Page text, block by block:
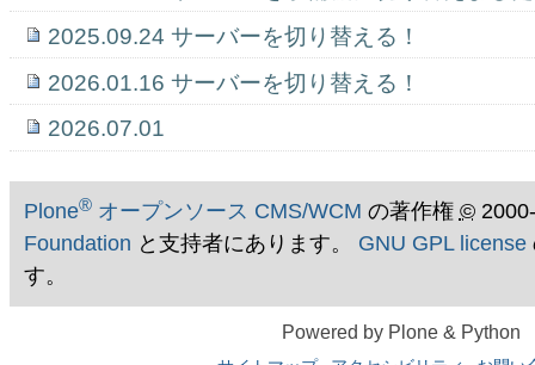
2025.09.24 サーバーを切り替える！
2026.01.16 サーバーを切り替える！
2026.07.01
Plone®オープンソース CMS/WCM の著作権 ©
Foundation と支持者にあります。 GNU GPL license
す。
Powered by Plone & Python